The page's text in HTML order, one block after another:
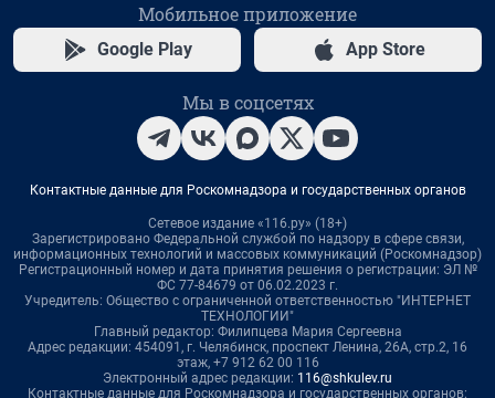
Мобильное приложение
Google Play App Store
Мы в соцсетях
Контактные данные для Роскомнадзора и государственных органов
Сетевое издание «116.ру» (18+)
Зарегистрировано Федеральной службой по надзору в сфере связи,
информационных технологий и массовых коммуникаций (Роскомнадзор)
Регистрационный номер и дата принятия решения о регистрации: ЭЛ №
ФС 77-84679 от 06.02.2023 г.
Учредитель: Общество с ограниченной ответственностью "ИНТЕРНЕТ
ТЕХНОЛОГИИ"
Главный редактор: Филипцева Мария Сергеевна
Адрес редакции: 454091, г. Челябинск, проспект Ленина, 26А, стр.2, 16
этаж, +7 912 62 00 116
Электронный адрес редакции: 116@shkulev.ru
Контактные данные для Роскомнадзора и государственных органов: